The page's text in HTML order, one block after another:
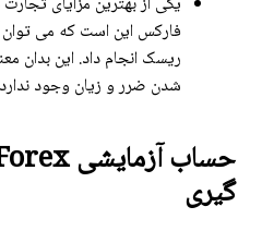
فارکس این است که می
ریسک انجام داد. این بدان
شدن ضرر و زیان وجود
گیری